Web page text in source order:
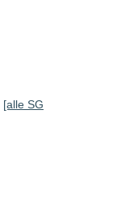
[alle SG